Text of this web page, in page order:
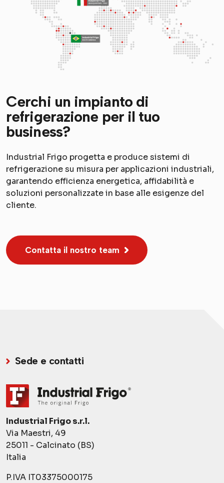
Cerchi un impianto di
refrigerazione per il tuo
business?
Industrial Frigo progetta e produce sistemi di
refrigerazione su misura per applicazioni industriali,
garantendo efficienza energetica, affidabilità e
soluzioni personalizzate in base alle esigenze del
cliente.
Contatta il nostro team
Sede e contatti
Industrial Frigo s.r.l.
Via Maestri, 49
25011 - Calcinato (BS)
Italia
P.IVA IT03375000175